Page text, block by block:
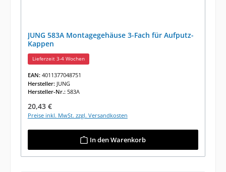
JUNG 583A Montagegehäuse 3-Fach für Aufputz-
Kappen
Lieferzeit 3-4 Wochen
EAN: 4011377048751
Hersteller: JUNG
Hersteller-Nr.: 583A
Regulärer Preis:
20,43 €
Preise inkl. MwSt. zzgl. Versandkosten
In den Warenkorb